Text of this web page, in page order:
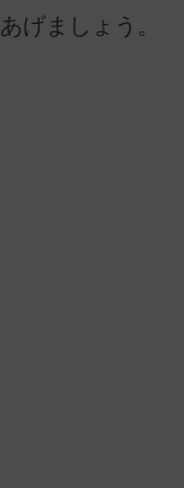
げましょう。